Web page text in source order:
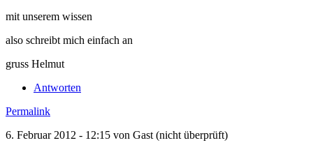
mit unserem wissen
also schreibt mich einfach an
gruss Helmut
Antworten
Permalink
6. Februar 2012 - 12:15 von Gast (nicht überprüft)